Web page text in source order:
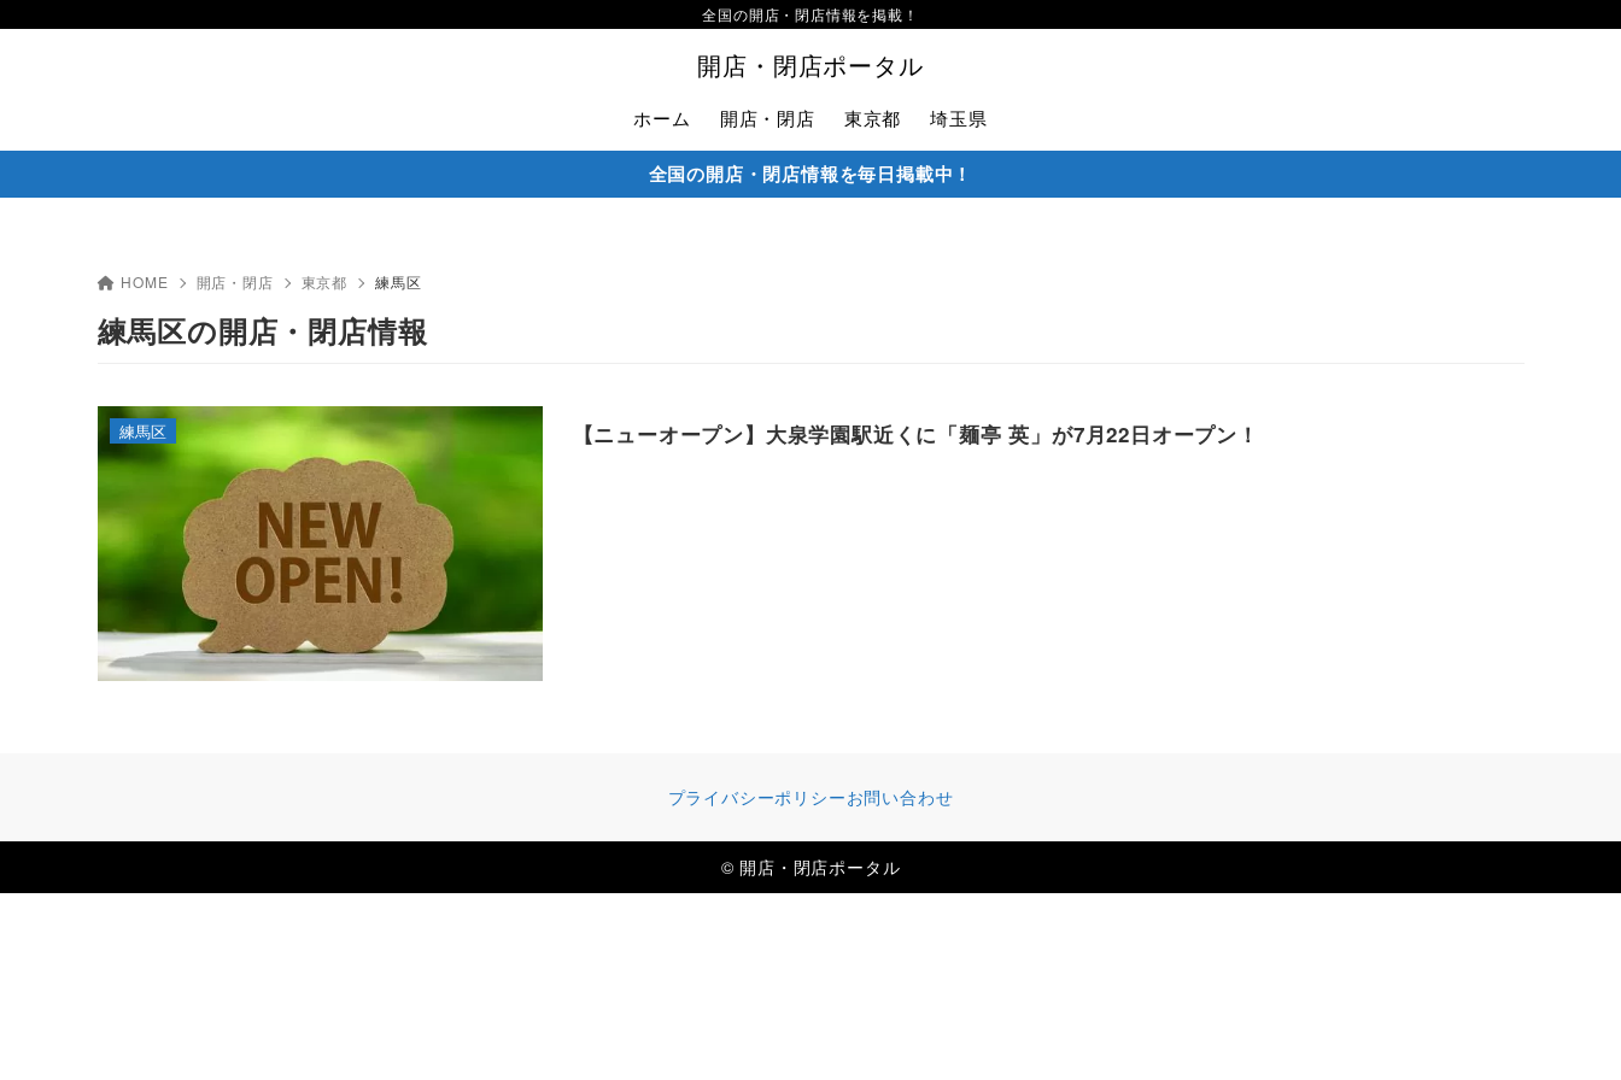
開店・閉店ポータル
全国の開店・閉店情報を掲載！
ホーム 開店・閉店 東京都 埼玉県
全国の開店・閉店情報を毎日掲載中！
HOME 開店・閉店 東京都 練馬区
練馬区の開店・閉店情報
【ニューオープン】大泉学園駅近くに「麺亭 英」が7月22日オープン！
練馬区
プライバシーポリシーお問い合わせ
© 開店・閉店ポータル